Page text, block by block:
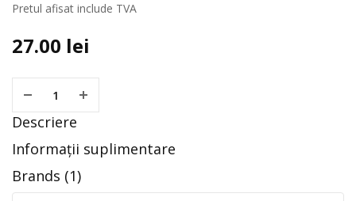
Pretul afisat include TVA
27.00 lei
Descriere
Informații suplimentare
Brands (1)